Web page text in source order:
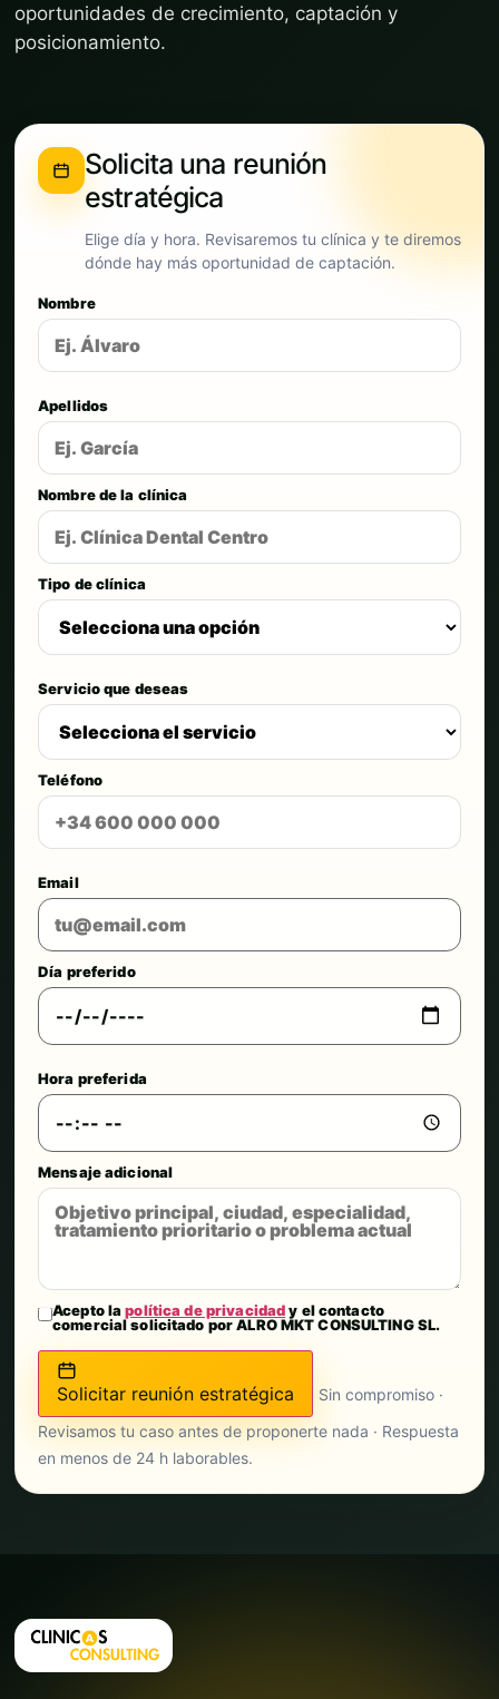
oportunidades de crecimiento, captación y
posicionamiento.
Solicita una reunión
estratégica
Elige día y hora. Revisaremos tu clínica y te diremos
dónde hay más oportunidad de captación.
Nombre
Apellidos
Nombre de la clínica
Tipo de clínica
Servicio que deseas
Teléfono
Email
Día preferido
Hora preferida
Mensaje adicional
Acepto lapolítica de privacidady el contacto
comercial solicitado por ALRO MKT CONSULTING SL.
Solicitar reunión estratégica
Sin compromiso ·
Revisamos tu caso antes de proponerte nada · Respuesta
en menos de 24 h laborables.